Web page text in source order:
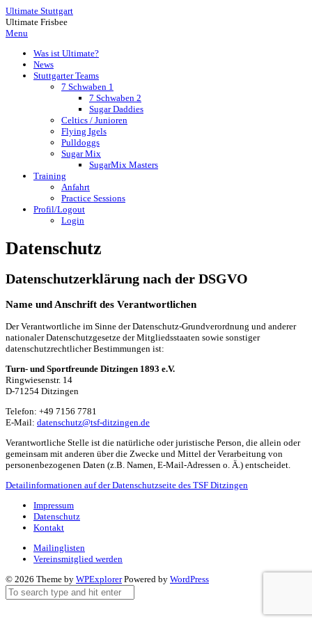
Ultimate Stuttgart
Ultimate Frisbee
Menu
Was ist Ultimate?
News
Stuttgarter Teams
7 Schwaben 1
7 Schwaben 2
Sugar Daddies
Celtics / Junioren
Flying Igels
Pulldoggs
Sugar Mix
SugarMix Masters
Training
Anfahrt
Practice Sessions
Profil/Logout
Login
Datenschutz
Datenschutzerklärung nach der DSGVO
Name und Anschrift des Verantwortlichen
Der Verantwortliche im Sinne der Datenschutz-Grundverordnung und anderer
nationaler Datenschutzgesetze der Mitgliedsstaaten sowie sonstiger
datenschutzrechtlicher Bestimmungen ist:
Turn- und Sportfreunde Ditzingen 1893 e.V.
Ringwiesenstr. 14
D-71254 Ditzingen
Telefon: +49 7156 7781
E-Mail: datenschutz@tsf-ditzingen.de
Verantwortliche Stelle ist die natürliche oder juristische Person, die allein oder
gemeinsam mit anderen über die Zwecke und Mittel der Verarbeitung von
personenbezogenen Daten (z.B. Namen, E-Mail-Adressen o. Ä.) entscheidet.
Detailinformationen auf der Datenschutzseite des TSF Ditzingen
Impressum
Datenschutz
Kontakt
Mailinglisten
Vereinsmitglied werden
© 2026 Theme by WPExplorerPowered by WordPress